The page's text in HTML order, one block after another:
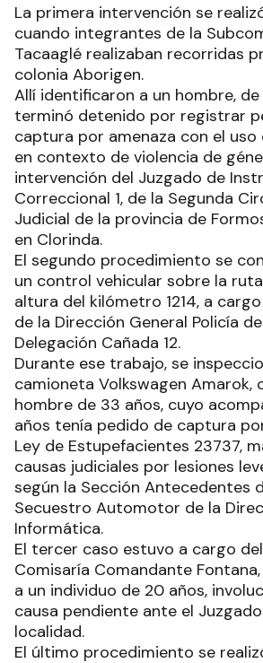
La primera intervención se
cuando integrantes de la
Tacaaglé realizaban recorridas
colonia Aborigen.
Allí identificaron a un hombre, de
terminó detenido por registrar
captura por amenaza con el uso
en contexto de violencia de
intervención del Juzgado de
Correccional 1, de la Segunda
Judicial de la provincia de
en Clorinda.
El segundo procedimiento se
un control vehicular sobre la ruta
altura del kilómetro 1214, a
de la Dirección General Policía
Delegación Cañada 12.
Durante ese trabajo, se
camioneta Volkswagen Amarok,
hombre de 33 años, cuyo
años tenía pedido de captura
Ley de Estupefacientes 23737,
causas judiciales por lesiones
según la Sección Antecedentes
Secuestro Automotor de la
Informática.
El tercer caso estuvo a cargo
Comisaría Comandante
a un individuo de 20 años,
causa pendiente ante el
localidad.
El último procedimiento se